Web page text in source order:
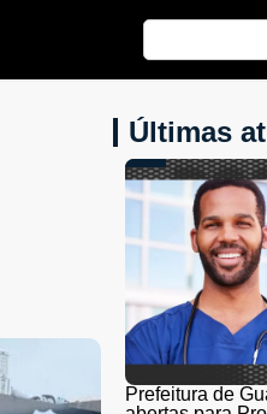
Últimas
Prefeitura de